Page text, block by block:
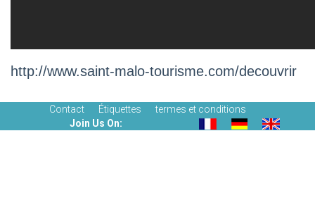
http://www.saint-malo-tourisme.com/decouvrir
Contact Étiquettes
termes et conditions
Join Us On: